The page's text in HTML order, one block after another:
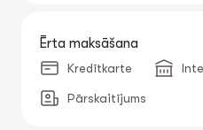
Ērta maksāšana
Kredītkarte
Pārskaitījums